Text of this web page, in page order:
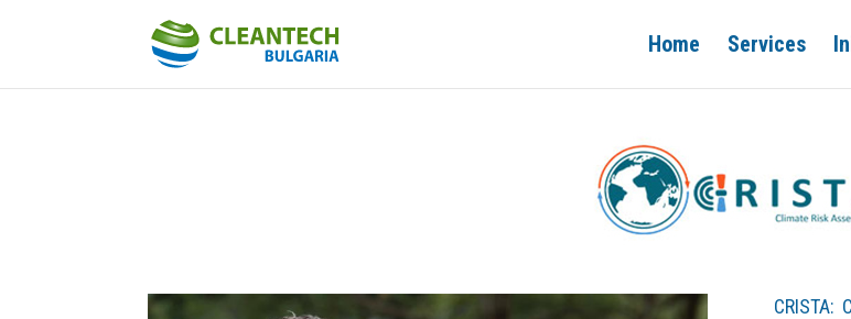
Home Services